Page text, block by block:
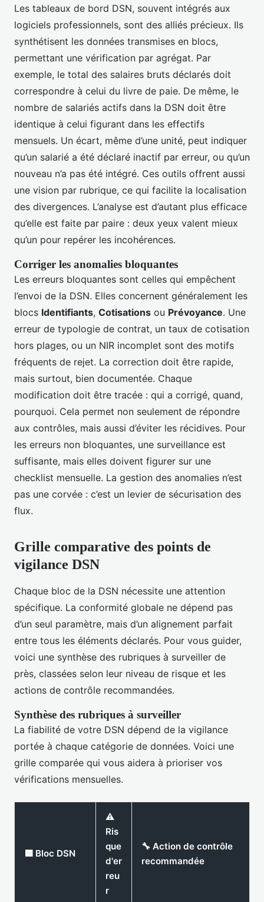
Les tableaux de bord DSN, souvent intégrés aux
logiciels professionnels, sont des alliés précieux. Ils
synthétisent les données transmises en blocs,
permettant une vérification par agrégat. Par
exemple, le total des salaires bruts déclarés doit
correspondre à celui du livre de paie. De même, le
nombre de salariés actifs dans la DSN doit être
identique à celui figurant dans les effectifs
mensuels. Un écart, même d’une unité, peut indiquer
qu’un salarié a été déclaré inactif par erreur, ou qu’un
nouveau n’a pas été intégré. Ces outils offrent aussi
une vision par rubrique, ce qui facilite la localisation
des divergences. L’analyse est d’autant plus efficace
qu’elle est faite par paire : deux yeux valent mieux
qu’un pour repérer les incohérences.
Corriger les anomalies bloquantes
Les erreurs bloquantes sont celles qui empêchent
l’envoi de la DSN. Elles concernent généralement les
blocs Identifiants, Cotisations ou Prévoyance. Une
erreur de typologie de contrat, un taux de cotisation
hors plages, ou un NIR incomplet sont des motifs
fréquents de rejet. La correction doit être rapide,
mais surtout, bien documentée. Chaque
modification doit être tracée : qui a corrigé, quand,
pourquoi. Cela permet non seulement de répondre
aux contrôles, mais aussi d’éviter les récidives. Pour
les erreurs non bloquantes, une surveillance est
suffisante, mais elles doivent figurer sur une
checklist mensuelle. La gestion des anomalies n’est
pas une corvée : c’est un levier de sécurisation des
flux.
Grille comparative des points de
vigilance DSN
Chaque bloc de la DSN nécessite une attention
spécifique. La conformité globale ne dépend pas
d’un seul paramètre, mais d’un alignement parfait
entre tous les éléments déclarés. Pour vous guider,
voici une synthèse des rubriques à surveiller de
près, classées selon leur niveau de risque et les
actions de contrôle recommandées.
Synthèse des rubriques à surveiller
La fiabilité de votre DSN dépend de la vigilance
portée à chaque catégorie de données. Voici une
grille comparée qui vous aidera à prioriser vos
vérifications mensuelles.
🟦 Bloc DSN
⚠️
Ris
que
d'er
reu
r
🔧 Action de contrôle
recommandée